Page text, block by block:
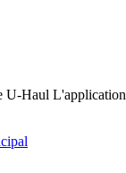
U-Haul L'application